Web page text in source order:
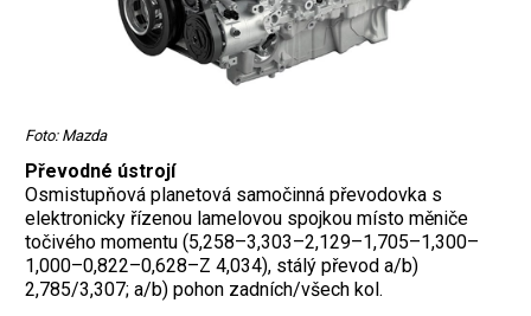
Foto: Mazda
Převodné ústrojí
Osmistupňová planetová samočinná převodovka s
elektronicky řízenou lamelovou spojkou místo měniče
točivého momentu (5,258–3,303–2,129–1,705–1,300–
1,000–0,822–0,628–Z 4,034), stálý převod a/b)
2,785/3,307; a/b) pohon zadních/všech kol.